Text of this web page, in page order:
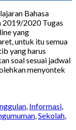
Bahasa
2019/2020 Tugas
yang
untuk itu semua
yang harus
soal sesuai jadwal
menyontek
Informasi
Sekolah